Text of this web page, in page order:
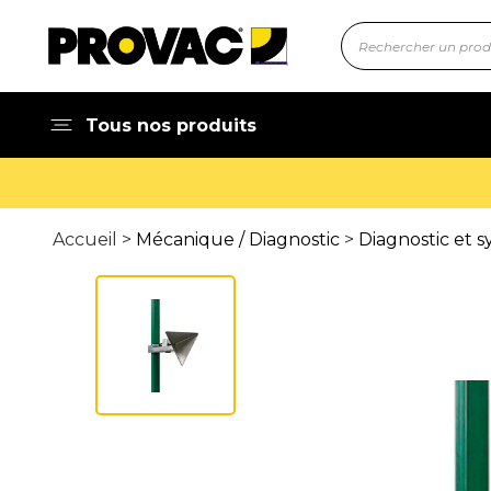
Tous nos produits
Accueil > Mécanique / Diagnostic > Diagnostic et